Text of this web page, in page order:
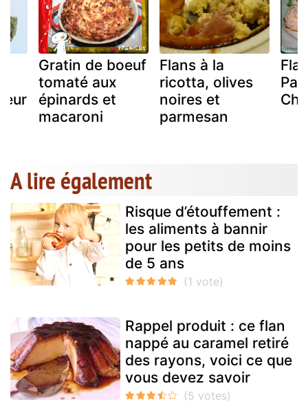
Gratin de boeuf
tomaté aux
épinards et
macaroni
Flans à la
ricotta, olives
noires et
parmesan
A lire également
Risque d’étouffement :
les aliments à bannir
pour les petits de moins
de 5 ans
Rappel produit : ce flan
nappé au caramel retiré
des rayons, voici ce que
vous devez savoir